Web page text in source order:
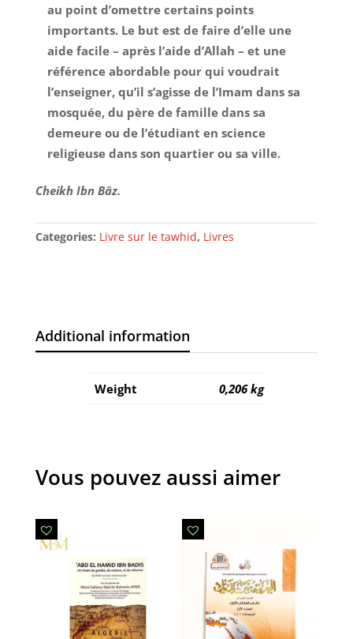
au point d’omettre certains points
importants. Le but est de faire d’elle une
aide facile – après l’aide d’Allah – et une
référence abordable pour qui voudrait
l’enseigner, qu’il s’agisse de l’Imam dans sa
mosquée, du père de famille dans sa
demeure ou de l’étudiant en science
religieuse dans son quartier ou sa ville.
Cheikh Ibn Bâz.
Categories: Livre sur le tawhid, Livres
Additional information
Weight 0,206 kg
Vous pouvez aussi aimer